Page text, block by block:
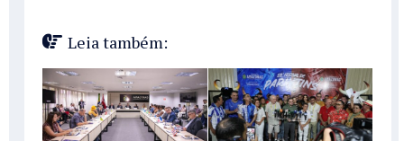
Leia também: